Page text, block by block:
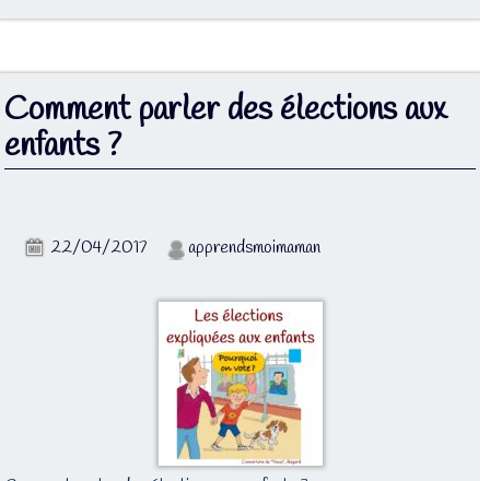
Comment parler des élections aux
enfants ?
22/04/2017 apprendsmoimaman